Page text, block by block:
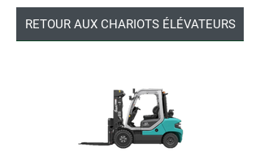
RETOUR AUX CHARIOTS ÉLÉVATEURS